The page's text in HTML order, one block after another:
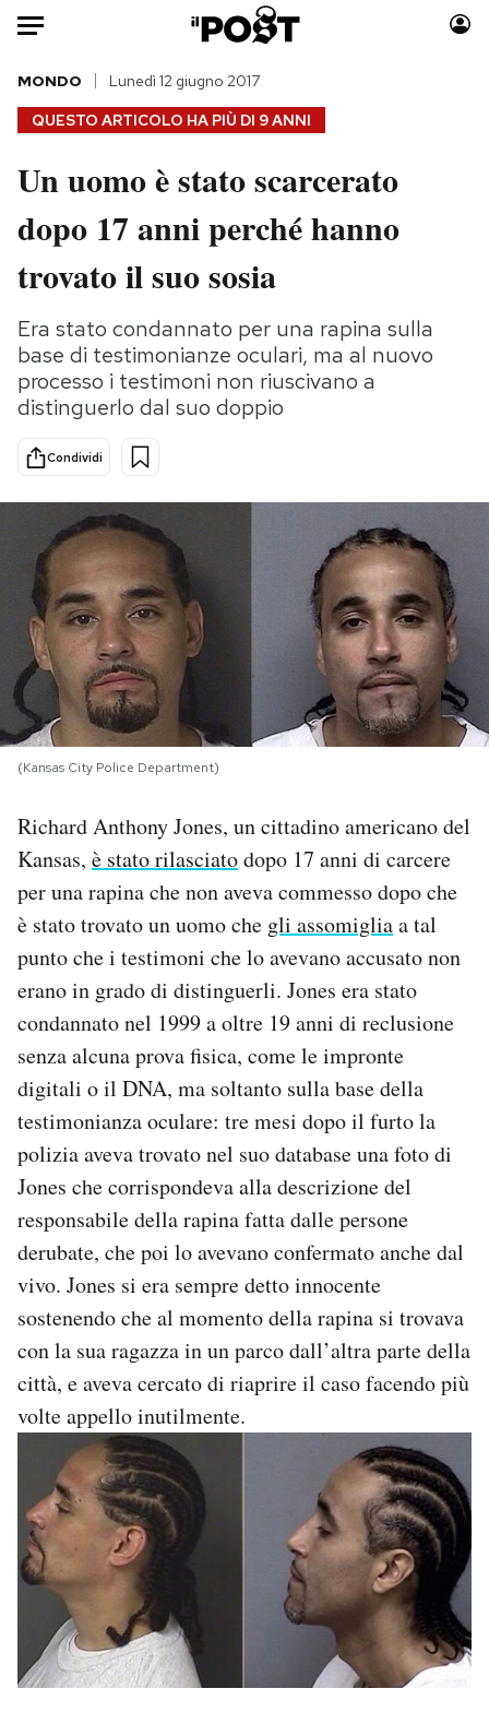
Auto
HOME
Italia
Politica
Tecnologia
Scienza
Cultura
Economia
Sport
Moda
Libri
Consumismi
Media
Europa
Altrecose
PODCAST
NEWSLETTER
I MIEI PREFERITI
SHOP
CALENDARIO
AREA PERSONALE
Area Personale
Newsletter
Notifiche mobile
Regala il Post
Hai bisogno di aiuto?
Esci
QUESTO ARTICOLO HA PIÙ DI 9 ANNI
MONDO Lunedì 12 giugno 2017
Un uomo è stato scarcerato
dopo 17 anni perché hanno
trovato il suo sosia
Era stato condannato per una rapina sulla
base di testimonianze oculari, ma al nuovo
processo i testimoni non riuscivano a
distinguerlo dal suo doppio
Condividi
(Kansas City Police Department)
Richard Anthony Jones, un cittadino americano del
Kansas, è stato rilasciatodopo 17 anni di carcere
per una rapina che non aveva commesso dopo che
è stato trovato un uomo che gli assomigliaa tal
punto che i testimoni che lo avevano accusato non
erano in grado di distinguerli. Jones era stato
condannato nel 1999 a oltre 19 anni di reclusione
senza alcuna prova fisica, come le impronte
digitali o il DNA, ma soltanto sulla base della
testimonianza oculare: tre mesi dopo il furto la
polizia aveva trovato nel suo database una foto di
Jones che corrispondeva alla descrizione del
responsabile della rapina fatta dalle persone
derubate, che poi lo avevano confermato anche dal
vivo. Jones si era sempre detto innocente
sostenendo che al momento della rapina si trovava
con la sua ragazza in un parco dall’altra parte della
città, e aveva cercato di riaprire il caso facendo più
volte appello inutilmente.